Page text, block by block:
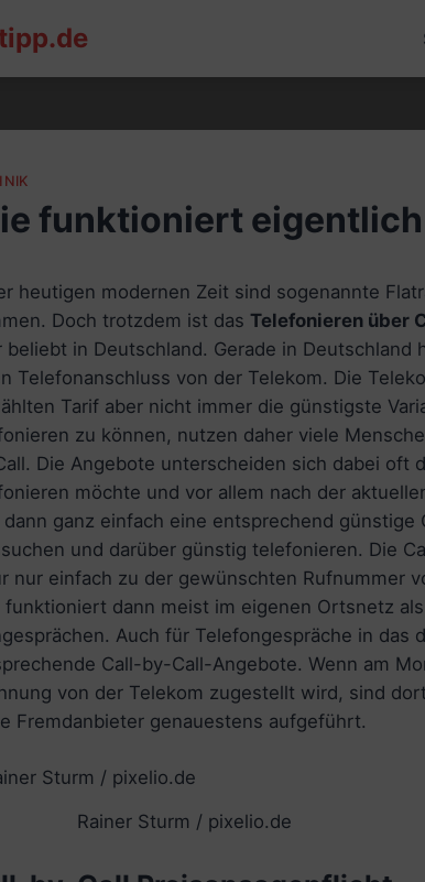
funktioniert
heutigen modernen Zeit sind sogenannte
Doch trotzdem ist das Telefonieren über
beliebt in Deutschland. Gerade in Deutschland
Telefonanschluss von der Telekom. Die
Tarif aber nicht immer die günstigste
zu können, nutzen daher viele
Die Angebote unterscheiden sich dabei oft
möchte und vor allem nach der
dann ganz einfach eine entsprechend günstige
und darüber günstig telefonieren. Die
nur einfach zu der gewünschten Rufnummer
funktioniert dann meist im eigenen Ortsnetz
Auch für Telefongespräche in das
Call-by-Call-Angebote. Wenn am
von der Telekom zugestellt wird, sind
Fremdanbieter genauestens aufgeführt.
Rainer Sturm / pixelio.de